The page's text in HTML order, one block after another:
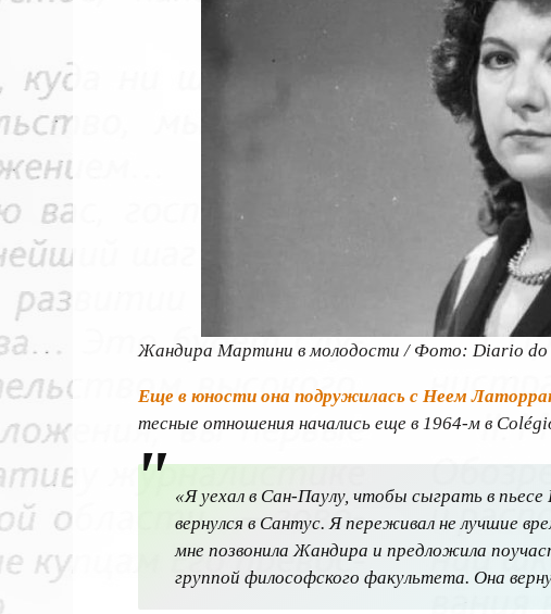
Жандира Мартини в молодости / Фото: Diario do
Еще в юности она подружилась с Неем
тесные отношения начались еще в 1964-м в
«Я уехал в Сан-Паулу, чтобы сыграть в
вернулся в Сантус. Я переживал не лучшие
мне позвонила Жандира и предложила
группой философского факультета. Она